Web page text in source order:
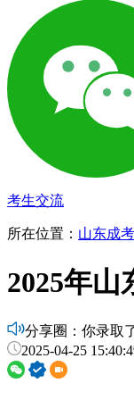
考生交流
所在位置： 山东成
2025年
分享圈：你录取
2025-04-25